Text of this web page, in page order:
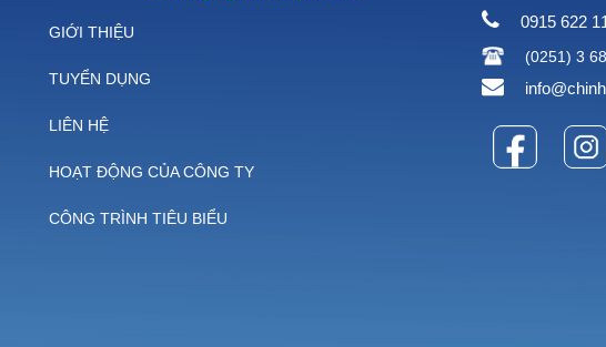
GIỚI THIỆU
TUYỂN DỤNG
LIÊN HỆ
HOẠT ĐỘNG CỦA CÔNG TY
CÔNG TRÌNH TIÊU BIỂU
0915 622
(0251) 3